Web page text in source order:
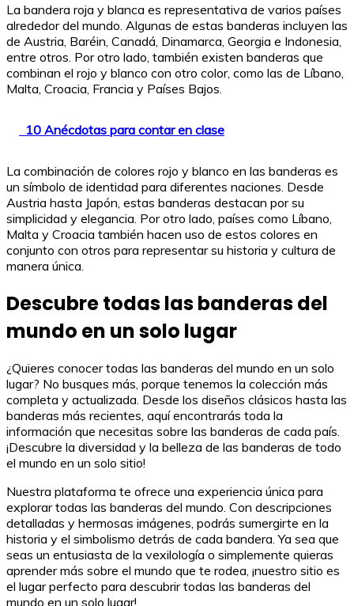
La bandera roja y blanca es representativa de varios países
alrededor del mundo. Algunas de estas banderas incluyen las
de Austria, Baréin, Canadá, Dinamarca, Georgia e Indonesia,
entre otros. Por otro lado, también existen banderas que
combinan el rojo y blanco con otro color, como las de Líbano,
Malta, Croacia, Francia y Países Bajos.
10 Anécdotas para contar en clase
La combinación de colores rojo y blanco en las banderas es
un símbolo de identidad para diferentes naciones. Desde
Austria hasta Japón, estas banderas destacan por su
simplicidad y elegancia. Por otro lado, países como Líbano,
Malta y Croacia también hacen uso de estos colores en
conjunto con otros para representar su historia y cultura de
manera única.
Descubre todas las banderas del
mundo en un solo lugar
¿Quieres conocer todas las banderas del mundo en un solo
lugar? No busques más, porque tenemos la colección más
completa y actualizada. Desde los diseños clásicos hasta las
banderas más recientes, aquí encontrarás toda la
información que necesitas sobre las banderas de cada país.
¡Descubre la diversidad y la belleza de las banderas de todo
el mundo en un solo sitio!
Nuestra plataforma te ofrece una experiencia única para
explorar todas las banderas del mundo. Con descripciones
detalladas y hermosas imágenes, podrás sumergirte en la
historia y el simbolismo detrás de cada bandera. Ya sea que
seas un entusiasta de la vexilología o simplemente quieras
aprender más sobre el mundo que te rodea, ¡nuestro sitio es
el lugar perfecto para descubrir todas las banderas del
mundo en un solo lugar!